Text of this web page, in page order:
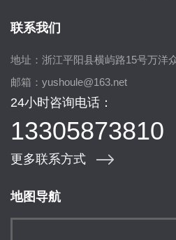
联系我们
地址：浙江平阳县横屿路15号万洋
邮箱：yushoule@163.net
24小时咨询电话：
13305873810
更多联系方式
地图导航